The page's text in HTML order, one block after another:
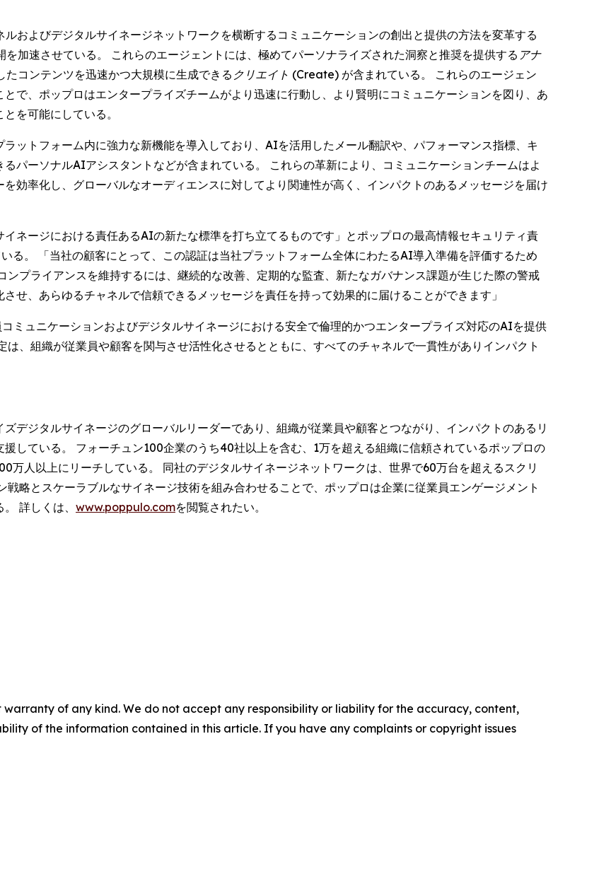
およびデジタルサイネージネットワークを横断するコミュニケーションの創出と提供の方法を変革する
加速させている。 これらのエージェントには、極めてパーソナライズされた洞察と推奨を提供する アナ
コンテンツを迅速かつ大規模に生成できる クリエイト (Create) が含まれている。 これらのエージェン
で、ポップロはエンタープライズチームがより迅速に行動し、より賢明にコミュニケーションを図り、あ
を可能にしている。
ットフォーム内に強力な新機能を導入しており、AIを活用したメール翻訳や、パフォーマンス指標、キ
パーソナルAIアシスタントなどが含まれている。 これらの革新により、コミュニケーションチームはよ
効率化し、グローバルなオーディエンスに対してより関連性が高く、インパクトのあるメッセージを届け
イネージにおける責任あるAIの新たな標準を打ち立てるものです」とポップロの最高情報セキュリティ責
る。 「当社の顧客にとって、この認証は当社プラットフォーム全体にわたるAI導入準備を評価するため
プライアンスを維持するには、継続的な改善、定期的な監査、新たなガバナンス課題が生じた際の警戒
せ、あらゆるチャネルで信頼できるメッセージを責任を持って効果的に届けることができます」
ミュニケーションおよびデジタルサイネージにおける安全で倫理的かつエンタープライズ対応のAIを提供
、組織が従業員や顧客を関与させ活性化させるとともに、すべてのチャネルで一貫性がありインパクト
デジタルサイネージのグローバルリーダーであり、組織が従業員や顧客とつながり、インパクトのあるリ
している。 フォーチュン100企業のうち40社以上を含む、1万を超える組織に信頼されているポップロの
万人以上にリーチしている。 同社のデジタルサイネージネットワークは、世界で60万台を超えるスクリ
略とスケーラブルなサイネージ技術を組み合わせることで、ポップロは企業に従業員エンゲージメント
詳しくは、 www.poppulo.comを閲覧されたい。
warranty of any kind. We do not accept any responsibility or liability for the accuracy, content,
of the information contained in this article. If you have any complaints or copyright issues